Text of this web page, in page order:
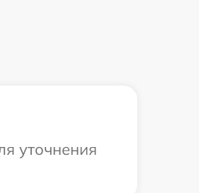
уточнения